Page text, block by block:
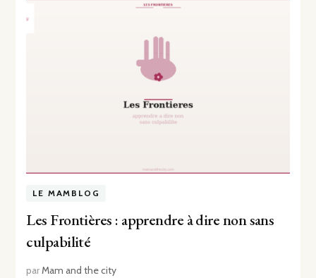
LE MAMBLOG
Les Frontières : apprendre à dire non sans
culpabilité
parMam and the city